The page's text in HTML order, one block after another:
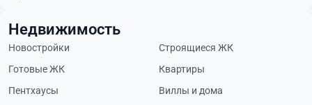
Недвижимость
Новостройки
Строящиеся ЖК
Готовые ЖК
Квартиры
Пентхаусы
Виллы и дома